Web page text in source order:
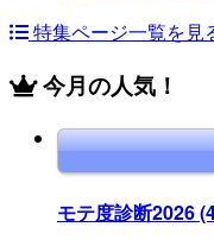
特集ページ一覧を見
今月の人気！
モテ度診断2026